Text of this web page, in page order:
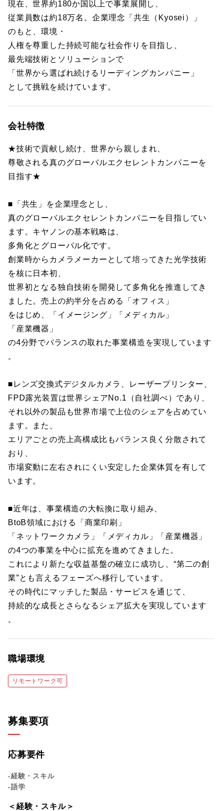
現在、世界約180か国以上で事業展開し、
従業員数は約18万名。企業理念「共生（Kyosei）」
のもと、環境・
人権を尊重した持続可能な社会作りを目指し、
最先端技術とソリューションで
「世界から選ばれ続けるリーディングカンパニー」
として挑戦を続けています。
会社特徴
★技術で貢献し続け、世界から親しまれ、
尊敬される真のグローバルエクセレントカンパニーを
目指す★
■「共生」を企業理念とし、
真のグローバルエクセレントカンパニーを目指してい
ます。キヤノンの基本戦略は、
多角化とグローバル化です。
創業時からカメラメーカーとして培ってきた光学技術
を核に日本初、
世界初となる独自技術を開発して多角化を推進してき
ました。売上の約半分を占める「オフィス」
をはじめ、「イメージング」「メディカル」
「産業機器」
の4分野でバランスの取れた事業構造を実現しています
。
■レンズ交換式デジタルカメラ、レーザープリンター、
FPD露光装置は世界シェアNo.1（自社調べ）であり、
それ以外の製品も世界市場で上位のシェアを占めてい
ます。また、
エリアごとの売上高構成比もバランス良く分散されて
おり、
市場変動に左右されにくい安定した企業体質を有して
います。
■近年は、事業構造の大転換に取り組み、
BtoB領域における「商業印刷」
「ネットワークカメラ」「メディカル」「産業機器」
の4つの事業を中心に拡充を進めてきました。
これにより新たな収益基盤の確立に成功し、“第二の創
業”とも言えるフェーズへ移行しています。
その時代にマッチした製品・サービスを通じて、
持続的な成長とさらなるシェア拡大を実現しています
。
職場環境
リモートワーク可
募集要項
応募要件
-経験・スキル
-語学
＜経験・スキル＞